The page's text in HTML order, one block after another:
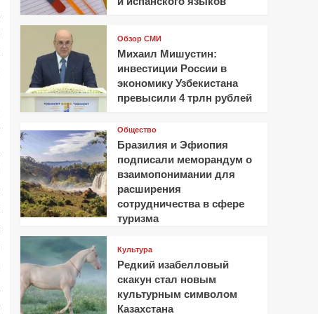
Обзор СМИ
Михаил Мишустин:
инвестиции России в
экономику Узбекистана
превысили 4 трлн рублей
Общество
Бразилия и Эфиопия
подписали меморандум о
взаимопонимании для
расширения
сотрудничества в сфере
туризма
Культура
Редкий изабелловый
скакун стал новым
культурным символом
Казахстана